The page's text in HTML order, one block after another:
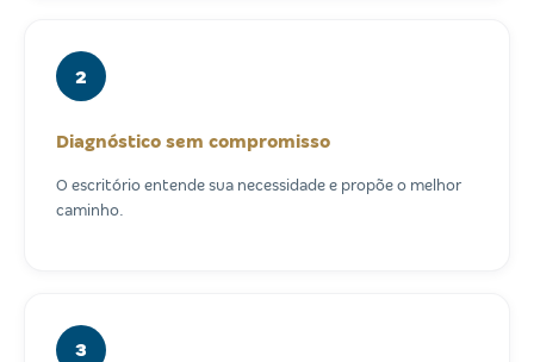
2
Diagnóstico sem compromisso
O escritório entende sua necessidade e propõe o melhor
caminho.
3